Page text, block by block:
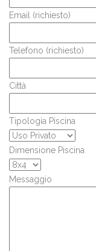
Email (richiesto)
Telefono (richiesto)
Città
Tipologia Piscina
Dimensione Piscina
Messaggio